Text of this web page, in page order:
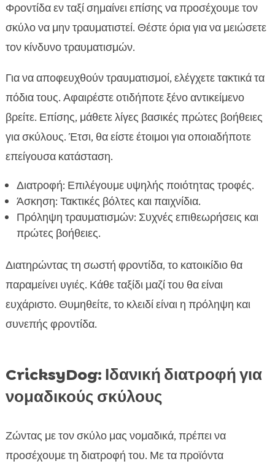
Φροντίδα εν ταξί σημαίνει επίσης να προσέχουμε τον
σκύλο να μην τραυματιστεί. Θέστε όρια για να μειώσετε
τον κίνδυνο τραυματισμών.
Για να αποφευχθούν τραυματισμοί, ελέγχετε τακτικά τα
πόδια τους. Αφαιρέστε οτιδήποτε ξένο αντικείμενο
βρείτε. Επίσης, μάθετε λίγες βασικές πρώτες βοήθειες
για σκύλους. Έτσι, θα είστε έτοιμοι για οποιαδήποτε
επείγουσα κατάσταση.
Διατροφή: Επιλέγουμε υψηλής ποιότητας τροφές.
Άσκηση: Τακτικές βόλτες και παιχνίδια.
Πρόληψη τραυματισμών: Συχνές επιθεωρήσεις και
πρώτες βοήθειες.
Διατηρώντας τη σωστή φροντίδα, το κατοικίδιο θα
παραμείνει υγιές. Κάθε ταξίδι μαζί του θα είναι
ευχάριστο. Θυμηθείτε, το κλειδί είναι η πρόληψη και
συνεπής φροντίδα.
CricksyDog: Ιδανική διατροφή για
νομαδικούς σκύλους
Ζώντας με τον σκύλο μας νομαδικά, πρέπει να
προσέχουμε τη διατροφή του. Με τα προϊόντα